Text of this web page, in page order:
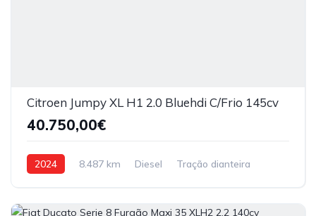
Citroen Jumpy XL H1 2.0 Bluehdi C/Frio 145cv
40.750,00€
2024 8.487 km Diesel Tração dianteira